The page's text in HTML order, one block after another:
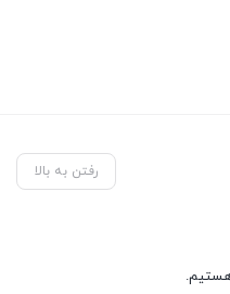
رفتن به بالا